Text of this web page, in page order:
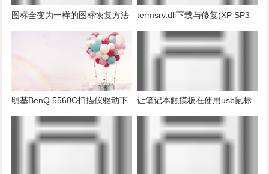
图标全变为一样的图标恢复方法
termsrv.dll下载与修复(XP SP3
明基BenQ 5560C扫描仪驱动下
让笔记本触摸板在使用usb鼠标